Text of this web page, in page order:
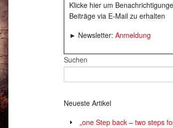
Klicke hier um
Beiträge via E-Mail zu erhalten
► Newsletter: Anmeldung
Suchen
Neueste Artikel
„one Step back – two steps